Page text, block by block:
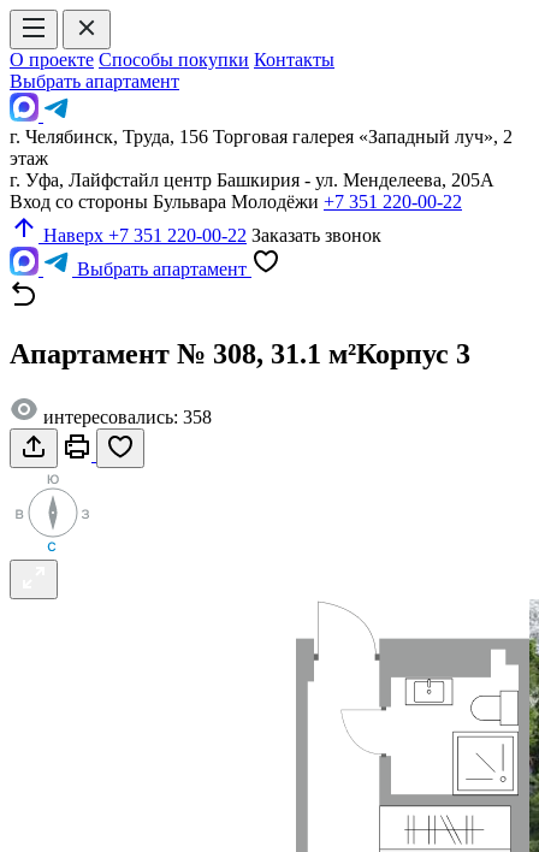
О проекте Способы покупки Контакты
Выбрать апартамент
г. Челябинск, Труда, 156 Торговая галерея «Западный луч», 2
этаж
г. Уфа, Лайфстайл центр Башкирия - ул. Менделеева, 205А
Вход со стороны Бульвара Молодёжи +7 351 220-00-22
Наверх +7 351 220-00-22 Заказать звонок
Выбрать апартамент
Апартамент № 308, 31.1 м²Корпус 3
интересовались: 358